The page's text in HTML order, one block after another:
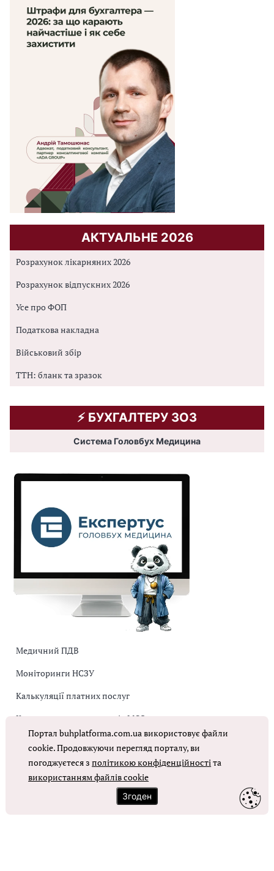
АКТУАЛЬНЕ 2026
Розрахунок лікарняних 2026
Розрахунок відпускних 2026
Усе про ФОП
Податкова накладна
Військовий збір
ТТН: бланк та зразок
⚡️ БУХГАЛТЕРУ ЗОЗ
Система Головбух Медицина
Медичний ПДВ
Моніторинги НСЗУ
Калькуляції платних послуг
Коригувальна накладна від МОЗ
Оплата праці в КНП
ОТРИМАТИ ДОСТУП
Портал buhplatforma.com.ua використовує файли
cookie. Продовжуючи перегляд порталу, ви
погоджуєтеся зполітикою конфіденційностіта
використанням файлів cookie
Згоден